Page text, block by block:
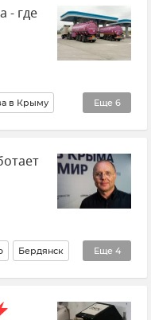
- где
Еще 6
в Крыму
АЗС
Развожаев
Еще 4
Бердянск